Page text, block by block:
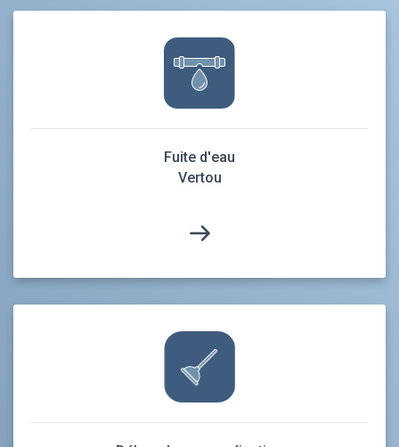
Fuite d'eau
Vertou